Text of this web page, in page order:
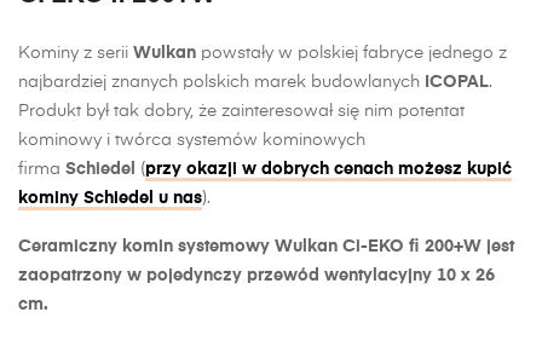
Kominy z serii Wulkan powstały w polskiej fabryce jednego z
najbardziej znanych polskich marek budowlanych ICOPAL.
Produkt był tak dobry, że zainteresował się nim potentat
kominowy i twórca systemów kominowych
firma Schiedel (przy okazji w dobrych cenach możesz kupić
kominy Schiedel u nas).
Ceramiczny komin systemowy Wulkan Ci-EKO fi 200+W jest
zaopatrzony w pojedynczy przewód wentylacyjny 10 x 26
cm.